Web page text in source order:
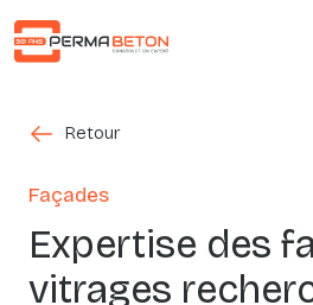
Retour
Façades
Expertise des
vitrages